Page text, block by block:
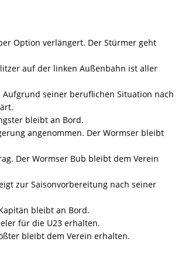
Option verlängert. Der Stürmer geht
auf der linken Außenbahn ist aller
seiner beruflichen Situation nach
bleibt an Bord.
angenommen. Der Wormser bleibt
Der Wormser Bub bleibt dem Verein
zur Saisonvorbereitung nach seiner
bleibt an Bord.
für die U23 erhalten.
bleibt dem Verein erhalten.